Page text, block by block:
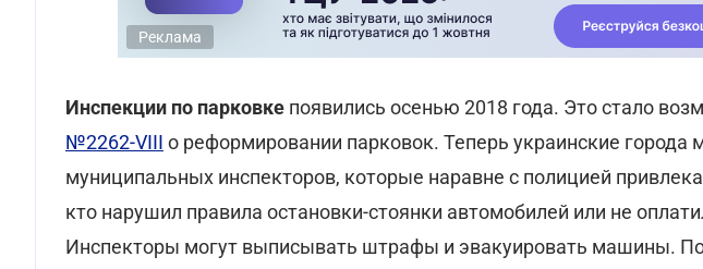
Реклама
Инспекции по парковке появились осенью 2018 года. Это стало
№2262-VIII о реформировании парковок. Теперь украинские города
муниципальных инспекторов, которые наравне с полицией
кто нарушил правила остановки-стоянки автомобилей или не
Инспекторы могут выписывать штрафы и эвакуировать машины.